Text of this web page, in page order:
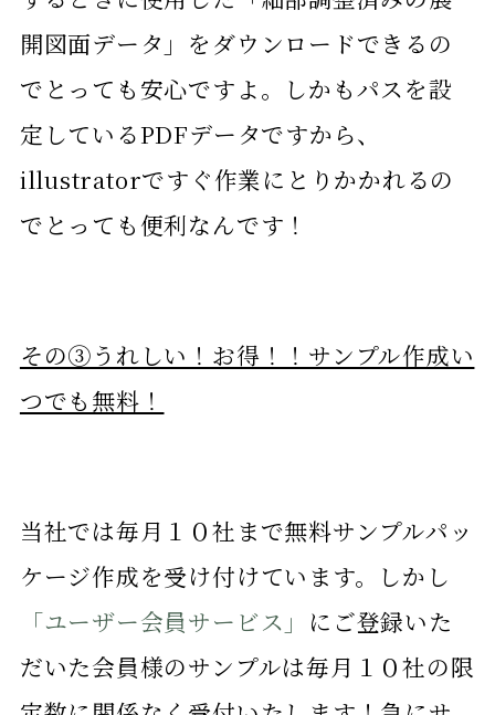
開図面データ」をダウンロードできるの
でとっても安心ですよ。しかもパスを設
定しているPDFデータですから、
illustratorですぐ作業にとりかかれるの
でとっても便利なんです！
その③うれしい！お得！！サンプル作成い
つでも無料！
当社では毎月１０社まで無料サンプルパッ
ケージ作成を受け付けています。しかし
「ユーザー会員サービス」 にご登録いた
だいた会員様のサンプルは毎月１０社の限